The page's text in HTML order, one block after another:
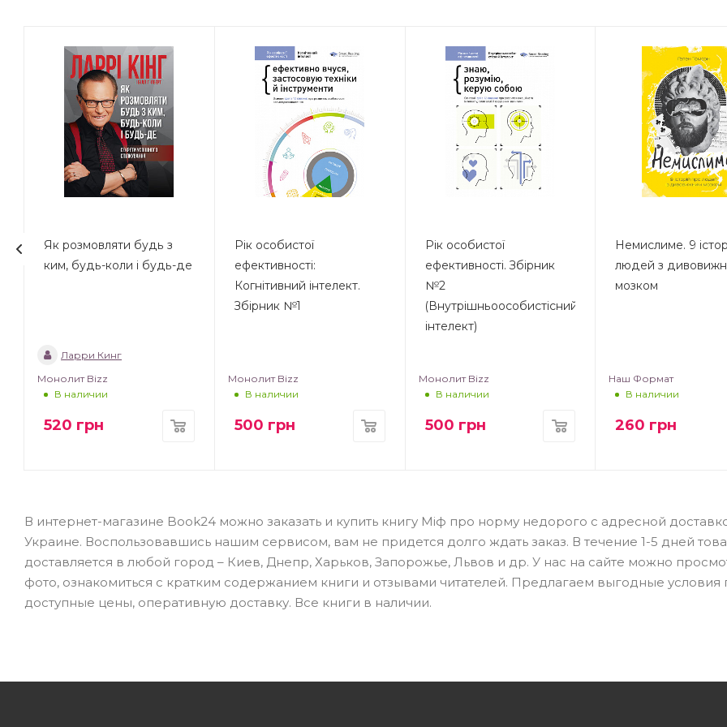
Як розмовляти будь з
ким, будь-коли і будь-де
Ларри Кинг
Монолит Bizz
В наличии
520 грн
Рік особистої
ефективності:
Когнітивний інтелект.
Збірник №1
Монолит Bizz
В наличии
500 грн
Рік особистої
ефективності. Збірник
№2
(Внутрішньоособистісний
інтелект)
Монолит Bizz
В наличии
500 грн
Немислиме. 9
людей з
мозком
Наш Формат
В наличии
260 грн
В интернет-магазине Book24 можно заказать и купить книгу Міф про норму недорого с адресной
Украине. Воспользовавшись нашим сервисом, вам не придется долго ждать заказ. В течение 1-5 дней
доставляется в любой город – Киев, Днепр, Харьков, Запорожье, Львов и др. У нас на сайте можно
фото, ознакомиться с кратким содержанием книги и отзывами читателей. Предлагаем выгодные условия
доступные цены, оперативную доставку. Все книги в наличии.